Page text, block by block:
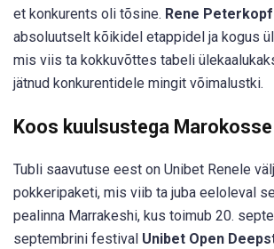
et konkurents oli tõsine. Rene Peterkopf
absoluutselt kõikidel etappidel ja kogus
mis viis ta kokkuvõttes tabeli
jätnud konkurentidele mingit võimalustki.
Koos kuulsustega Marokosse
Tubli saavutuse eest on Unibet Renele
pokkeripaketi, mis viib ta juba eeloleval
pealinna Marrakeshi, kus toimub 20.
septembrini festival Unibet Open